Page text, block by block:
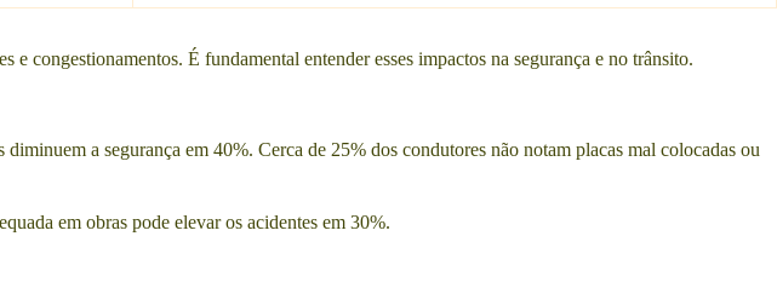
congestionamentos. É fundamental entender esses impactos na segurança e no trânsito.
a segurança em 40%. Cerca de 25% dos condutores não notam placas mal colocadas ou
em obras pode elevar os acidentes em 30%.